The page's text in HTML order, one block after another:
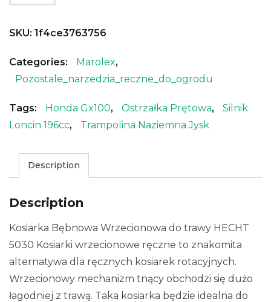
SKU: 1f4ce3763756
Categories: Marolex,
Pozostale_narzedzia_reczne_do_ogrodu
Tags: Honda Gx100, Ostrzałka Prętowa,
Silnik
Loncin 196cc, Trampolina Naziemna Jysk
Description
Description
Kosiarka Bębnowa Wrzecionowa do trawy HECHT
5030 Kosiarki wrzecionowe ręczne to znakomita
alternatywa dla ręcznych kosiarek rotacyjnych.
Wrzecionowy mechanizm tnący obchodzi się dużo
łagodniej z trawą. Taka kosiarka będzie idealna do